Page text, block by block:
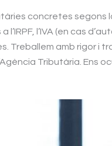
concretes segons
l’IVA (en cas
Treballem amb rigor i
Tributària.